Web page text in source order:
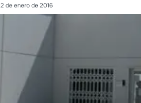
2 de enero de 2016